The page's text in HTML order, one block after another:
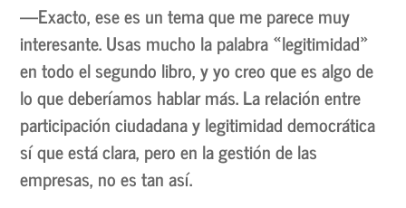
—Exacto, ese es un tema que me parece muy
interesante. Usas mucho la palabra «legitimidad»
en todo el segundo libro, y yo creo que es algo de
lo que deberíamos hablar más. La relación entre
participación ciudadana y legitimidad democrática
sí que está clara, pero en la gestión de las
empresas, no es tan así.